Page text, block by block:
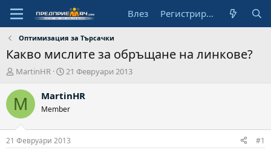
Влез Регистрирай се
Оптимизация за Търсачки
Какво мислите за обръщане на линкове?
А
т
о
MartinHR
Н
ч
л
а
д
21 Февруари 2013
M MartinHR
Member
21 Февруари 2013 #1